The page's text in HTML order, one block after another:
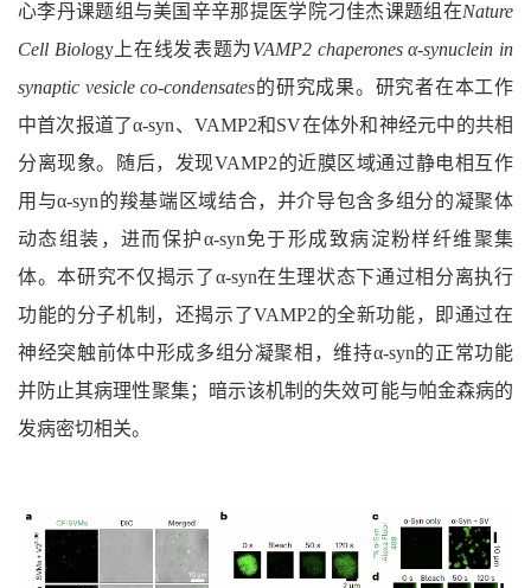
心李丹课题组与美国辛辛那提医学院刁佳杰课题组在Nature
Cell Biology上在线发表题为VAMP2 chaperones α-synuclein in
synaptic vesicle co-condensates的研究成果。研究者在本工作
中首次报道了α-syn、VAMP2和SV在体外和神经元中的共相
分离现象。随后，发现VAMP2的近膜区域通过静电相互作
用与α-syn的羧基端区域结合，并介导包含多组分的凝聚体
动态组装，进而保护α-syn免于形成致病淀粉样纤维聚集
体。本研究不仅揭示了α-syn在生理状态下通过相分离执行
功能的分子机制，还揭示了VAMP2的全新功能，即通过在
神经突触前体中形成多组分凝聚相，维持α-syn的正常功能
并防止其病理性聚集；暗示该机制的失效可能与帕金森病的
发病密切相关。